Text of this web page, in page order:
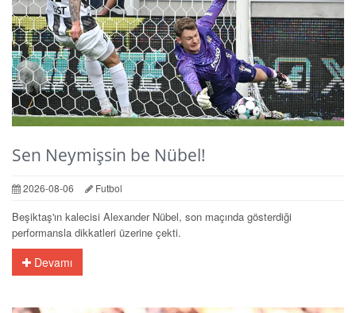
Sen Neymişsin be Nübel!
2026-08-06 Futbol
Beşiktaş'ın kalecisi Alexander Nübel, son maçında gösterdiği
performansla dikkatleri üzerine çekti.
Devamı